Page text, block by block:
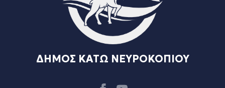
ΔΗΜΟΣ ΚΑΤΩ ΝΕΥΡΟΚΟΠΙΟΥ